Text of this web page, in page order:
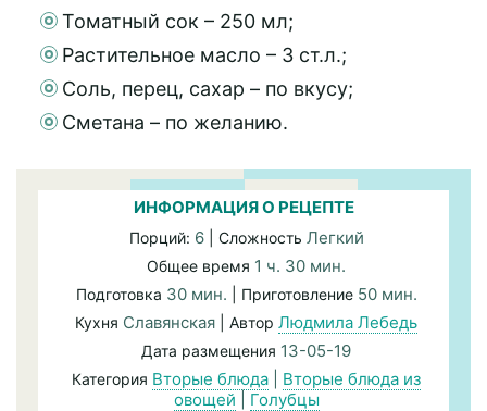
Томатный сок – 250 мл;
Растительное масло – 3 ст.л.;
Соль, перец, сахар – по вкусу;
Сметана – по желанию.
ИНФОРМАЦИЯ О РЕЦЕПТЕ
Порций: 6| Сложность Легкий
Общее время 1 ч. 30 мин.
Подготовка 30 мин. | Приготовление 50 мин.
Кухня Славянская | Автор Людмила Лебедь
Дата размещения 13-05-19
Категория Вторые блюда
Вторые блюда из
овощей
Голубцы